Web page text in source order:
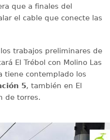
que a finales del
el cable que conecte las
trabajos preliminares de
El Trébol con Molino Las
tiene contemplado los
5, también en El
de torres.